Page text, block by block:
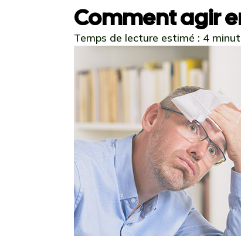
Comment agir
Temps de lecture estimé : 4